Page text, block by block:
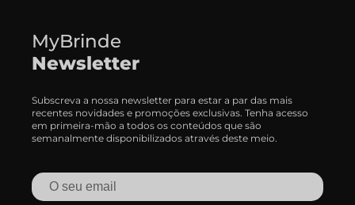
MyBrinde
Newsletter
Subscreva a nossa newsletter para estar a par das mais
recentes novidades e promoções exclusivas. Tenha acesso
em primeira-mão a todos os conteúdos que são
semanalmente disponibilizados através deste meio.